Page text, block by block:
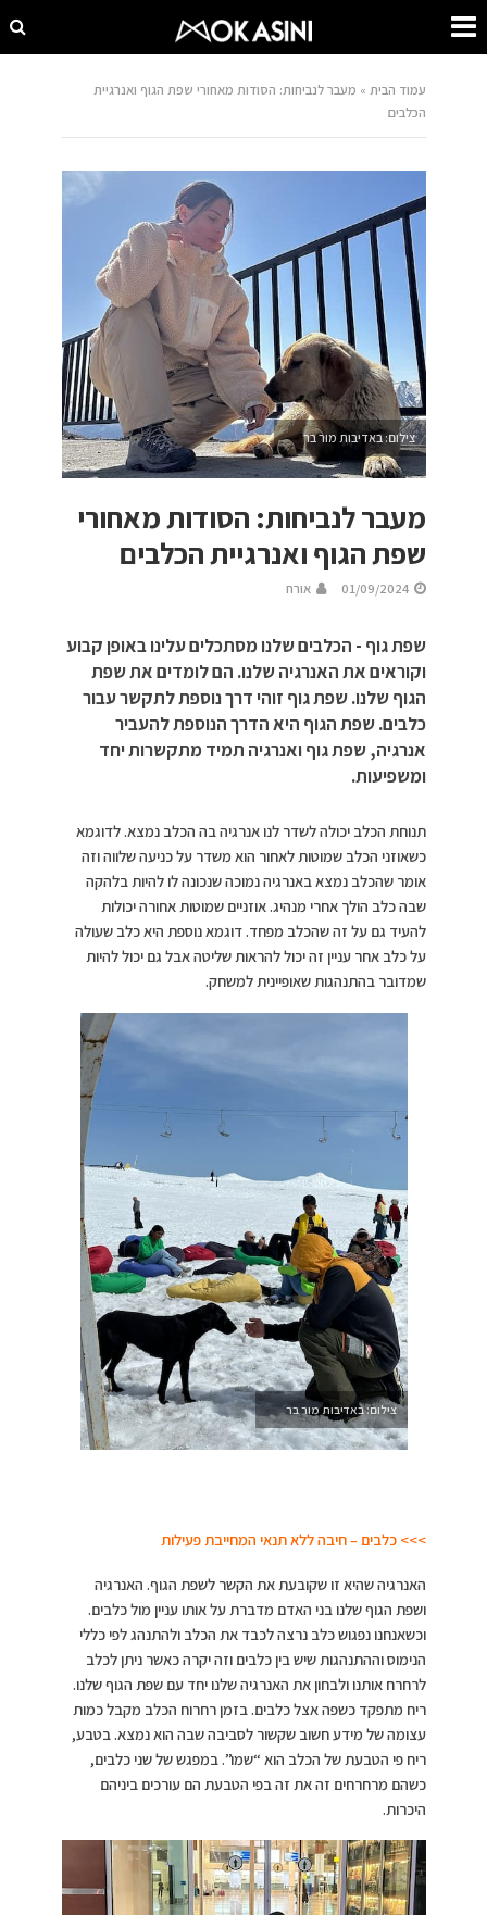
עמוד הבית » מעבר לנביחות: הסודות מאחורי שפת הגוף ואנרגיית
הכלבים
צילום: באדיבות מור בר
מעבר לנביחות: הסודות מאחורי
שפת הגוף ואנרגיית הכלבים
01/09/2024 אורח
שפת גוף - הכלבים שלנו מסתכלים עלינו באופן קבוע
וקוראים את האנרגיה שלנו. הם לומדים את שפת
הגוף שלנו. שפת גוף זוהי דרך נוספת לתקשר עבור
כלבים. שפת הגוף היא הדרך הנוספת להעביר
אנרגיה, שפת גוף ואנרגיה תמיד מתקשרות יחד
ומשפיעות.
תנוחת הכלב יכולה לשדר לנו אנרגיה בה הכלב נמצא. לדוגמא
כשאוזני הכלב שמוטות לאחור הוא משדר על כניעה שלווה וזה
אומר שהכלב נמצא באנרגיה נמוכה שנכונה לו להיות בלהקה
שבה כלב הולך אחרי מנהיג. אוזניים שמוטות אחורה יכולות
להעיד גם על זה שהכלב מפחד. דוגמא נוספת היא כלב שעולה
על כלב אחר עניין זה יכול להראות שליטה אבל גם יכול להיות
שמדובר בהתנהגות שאופיינית למשחק.
צילום: באדיבות מור בר
>>> כלבים – חיבה ללא תנאי המחייבת פעילות
האנרגיה שהיא זו שקובעת את הקשר לשפת הגוף. האנרגיה
ושפת הגוף שלנו בני האדם מדברת על אותו עניין מול כלבים.
וכשאנחנו נפגוש כלב נרצה לכבד את הכלב ולהתנהג לפי כללי
הנימוס וההתנהגות שיש בין כלבים וזה יקרה כאשר ניתן לכלב
לרחרח אותנו ולבחון את האנרגיה שלנו יחד עם שפת הגוף שלנו.
ריח מתפקד כשפה אצל כלבים. בזמן רחרוח הכלב מקבל כמות
עצומה של מידע חשוב שקשור לסביבה שבה הוא נמצא. בטבע,
ריח פי הטבעת של הכלב הוא “שמו”. במפגש של שני כלבים,
כשהם מרחרחים זה את זה בפי הטבעת הם עורכים ביניהם
היכרות.